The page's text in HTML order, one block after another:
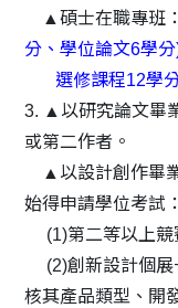
▲碩士在職專班：
分、學位論文6學
選修課程12學分
3. ▲以研究論文畢
或第二作者。
▲以設計創作畢業
始得申請學位考試：
(1)第二等以上競
(2)創新設計個展
核其產品類型、開